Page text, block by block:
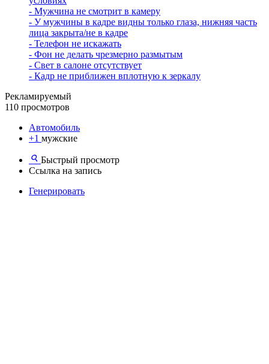
- Мужчина не смотрит в камеру
- У мужчины в кадре видны только глаза, нижняя часть
лица закрыта/не в кадре
- Телефон не искажать
- Фон не делать чрезмерно размытым
- Свет в салоне отсутствует
- Кадр не приближен вплотную к зеркалу
Рекламируемый
110 просмотров
Автомобиль
+1 мужские
Быстрый просмотр
Ссылка на запись
Генерировать